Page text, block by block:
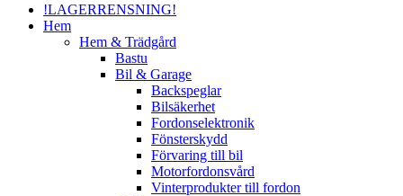
!LAGERRENSNING!
Hem
Hem & Trädgård
Bastu
Bil & Garage
Backspeglar
Bilsäkerhet
Fordonselektronik
Fönsterskydd
Förvaring till bil
Motorfordonsvård
Vinterprodukter till fordon